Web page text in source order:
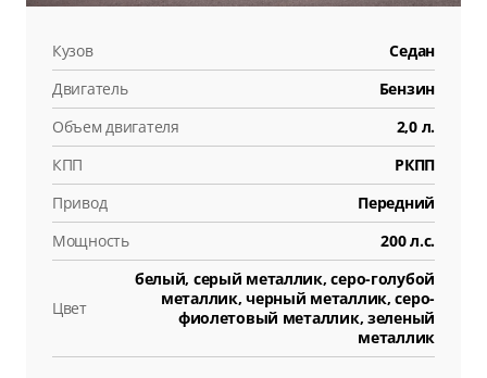
Кузов
Седан
Двигатель
Бензин
Объем двигателя
2,0 л.
КПП
РКПП
Привод
Передний
Мощность
200 л.с.
Цвет
белый, серый металлик, серо-голубой
металлик, черный металлик, серо-
фиолетовый металлик, зеленый
металлик